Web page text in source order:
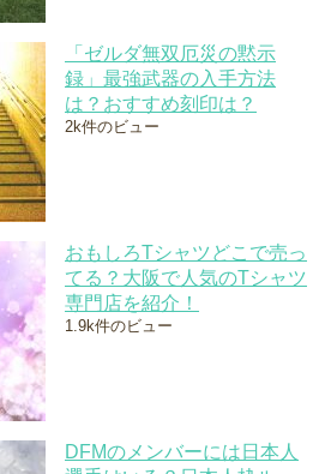
「ゼルダ無双厄災の黙示
録」最強武器の入手方法
は？おすすめ刻印は？
2k件のビュー
おもしろTシャツどこで売っ
てる？大阪で人気のTシャツ
専門店を紹介！
1.9k件のビュー
DFMのメンバーには日本人